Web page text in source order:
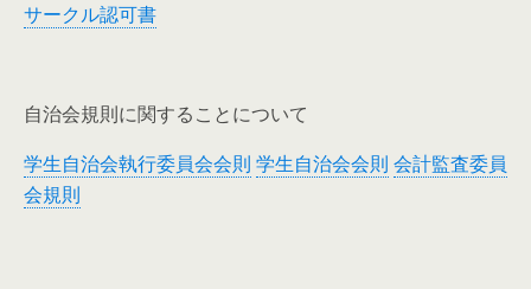
サークル認可書
自治会規則に関することについて
学生自治会執行委員会会則 学生自治会会則 会計監査委員
会規則